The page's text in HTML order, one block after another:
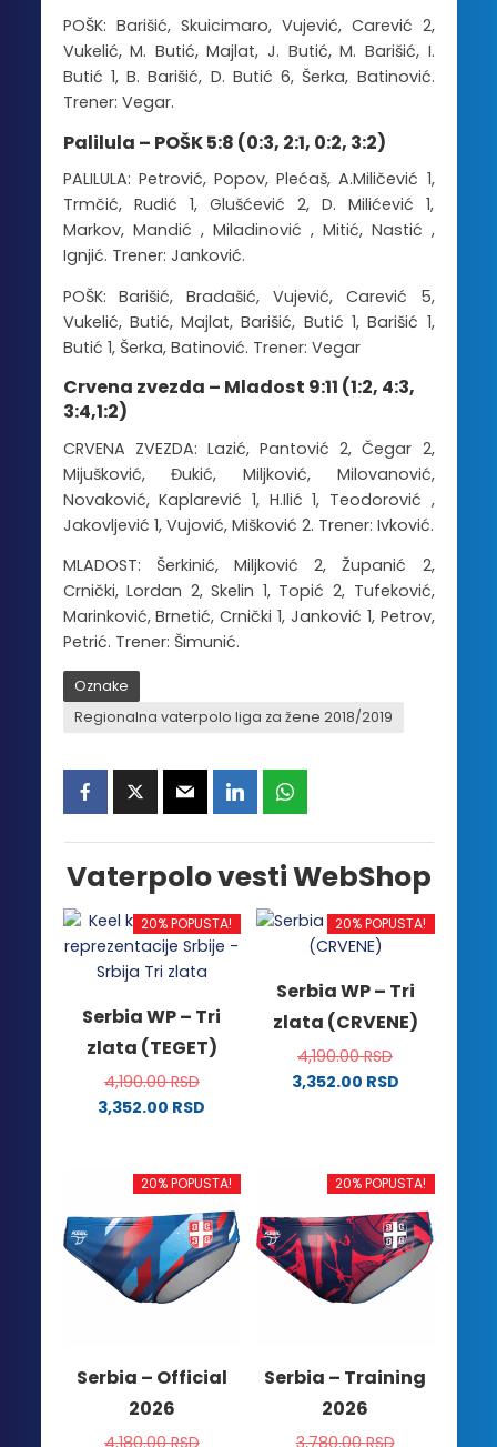
POŠK: Barišić, Skuicimaro, Vujević, Carević 2,
Vukelić, M. Butić, Majlat, J. Butić, M. Barišić, I.
Butić 1, B. Barišić, D. Butić 6, Šerka, Batinović.
Trener: Vegar.
Palilula – POŠK 5:8 (0:3, 2:1, 0:2, 3:2)
PALILULA: Petrović, Popov, Plećaš, A.Miličević 1,
Trmčić, Rudić 1, Glušćević 2, D. Milićević 1,
Markov, Mandić , Miladinović , Mitić, Nastić ,
Ignjić. Trener: Janković.
POŠK: Barišić, Bradašić, Vujević, Carević 5,
Vukelić, Butić, Majlat, Barišić, Butić 1, Barišić 1,
Butić 1, Šerka, Batinović. Trener: Vegar
Crvena zvezda – Mladost 9:11 (1:2, 4:3,
3:4,1:2)
CRVENA ZVEZDA: Lazić, Pantović 2, Čegar 2,
Mijušković, Đukić, Miljković, Milovanović,
Novaković, Kaplarević 1, H.Ilić 1, Teodorović ,
Jakovljević 1, Vujović, Mišković 2. Trener: Ivković.
MLADOST: Šerkinić, Miljković 2, Županić 2,
Crnički, Lordan 2, Skelin 1, Topić 2, Tufeković,
Marinković, Brnetić, Crnički 1, Janković 1, Petrov,
Petrić. Trener: Šimunić.
Oznake
Regionalna vaterpolo liga za žene 2018/2019
Vaterpolo vesti WebShop
20% POPUSTA!
Serbia WP – Tri
zlata (TEGET)
4,190.00RSD
3,352.00 RSD
ima
varijanti.
Opcije
mogu
biti
stranici
proizvoda.
20% POPUSTA!
Serbia WP – Tri
zlata (CRVENE)
4,190.00RSD
3,352.00 RSD
više
varijanti.
Opcije
mogu
biti
izabrane
proizvoda.
20% POPUSTA!
Serbia – Official
2026
4,180.00RSD
20% POPUSTA!
Serbia – Training
2026
3,780.00RSD